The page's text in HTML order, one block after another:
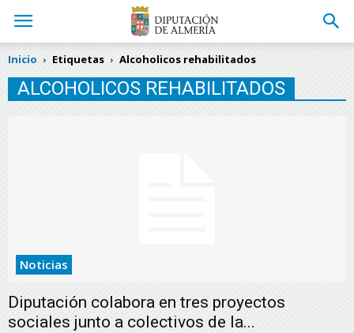
Inicio Etiquetas Alcoholicos rehabilitados
ALCOHOLICOS REHABILITADOS
Noticias
Diputación colabora en tres proyectos
sociales junto a colectivos de la...